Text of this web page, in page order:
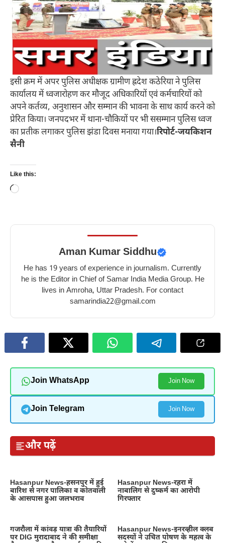
इसी क्रम में अपर पुलिस अधीक्षक ग्रामीण ह्रदेश कठेरिया ने पुलिस
कार्यालय में ध्वजारोहण कर मौजूद अधिकारियों एवं कर्मचारियों को
अपने कर्तव्य, अनुशासन और सम्मान की भावना के साथ कार्य करने को
प्रेरित किया। जनपदभर में थाना-चौकियों पर भी ससम्मान पुलिस ध्वज
का प्रतीक लगाकर पुलिस झंडा दिवस मनाया गया।रिपोर्ट-जयकिशन
सैनी
Like this:
Loading…
Aman Kumar Siddhu
He has 19 years of experience in journalism. Currently
he is the Editor in Chief of Samar India Media Group. He
lives in Amroha, Uttar Pradesh. For contact
samarindia22@gmail.com
Join WhatsApp Join Now
Join Telegram Join Now
और पढ़ें
Hasanpur News-हसनपुर में हुई
बारिश से नगर पालिका व कोतवाली
के आसपास हुआ जलभराव
Hasanpur News-रहरा में
नाबालिग से दुष्कर्म का आरोपी
गिरफ्तार
गजरौला में कांवड़ यात्रा की तैयारियों
पर DIG मुरादाबाद ने की समीक्षा
Hasanpur News-इनरव्हील क्लब
सदस्यों ने उचित पोषण के महत्व के